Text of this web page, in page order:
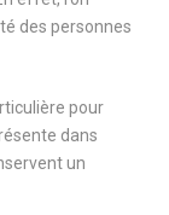
des personnes
pour
dans
un